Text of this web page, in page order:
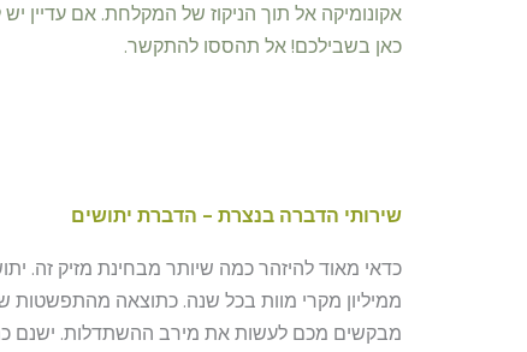
אקונומיקה אל תוך הניקוז של המקלחת. אם עדיין
כאן בשבילכם! אל תהססו להתקשר.
שירותי הדברה בנצרת - הדברת יתושים
כדאי מאוד להיזהר כמה שיותר מבחינת מזיק זה.
ממיליון מקרי מוות בכל שנה. כתוצאה מהתפשטות
מבקשים מכם לעשות את מירב ההשתדלות. ישנם